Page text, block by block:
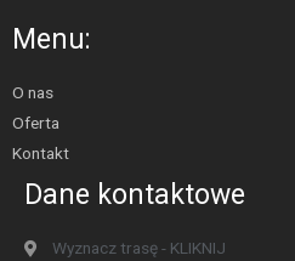
Menu:
O nas
Oferta
Kontakt
Dane kontaktowe
Wyznacz trasę - KLIKNIJ